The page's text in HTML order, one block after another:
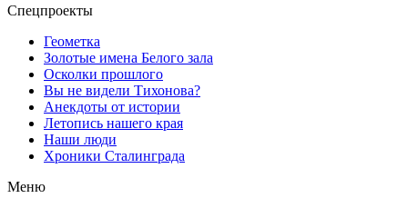
Спецпроекты
Геометка
Золотые имена Белого зала
Осколки прошлого
Вы не видели Тихонова?
Анекдоты от истории
Летопись нашего края
Наши люди
Хроники Сталинграда
Меню